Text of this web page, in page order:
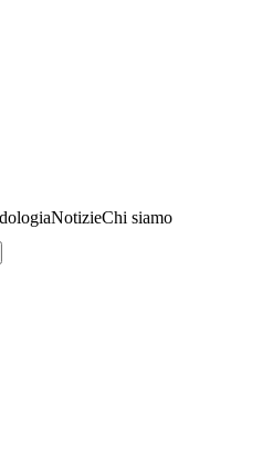
NotizieChi siamo